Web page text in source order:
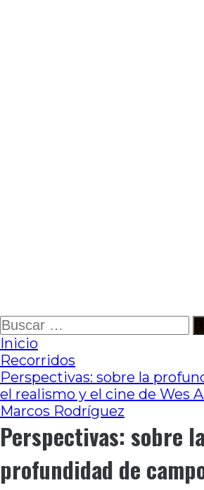
Ir
al
contenido
Buscar:
Inicio
Recorridos
Perspectivas: sobre la
el realismo y el cine de Wes
Marcos Rodríguez
Perspectivas: sobre la
profundidad de